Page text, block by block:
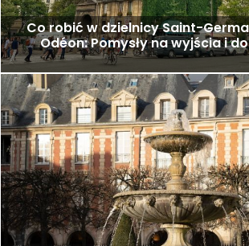
Co robić w dzielnicy Saint-
Odéon: Pomysły na wyjścia i